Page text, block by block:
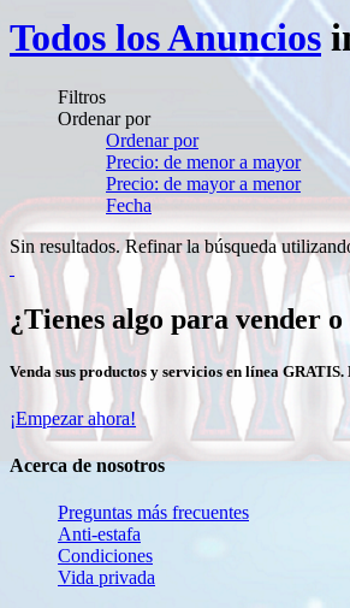
Todos los Anuncios
Filtros
Ordenar por
Ordenar por
Precio: de menor a mayor
Precio: de mayor a menor
Fecha
Sin resultados. Refinar la búsqueda
¿Tienes algo para vender
Venda sus productos y servicios en línea GRATIS.
¡Empezar ahora!
Acerca de nosotros
Preguntas más frecuentes
Anti-estafa
Condiciones
Vida privada